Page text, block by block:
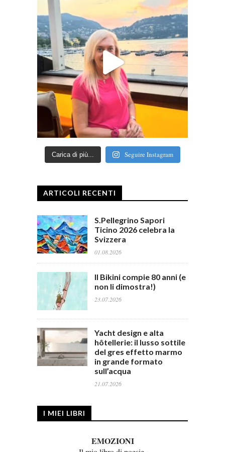
Carica di più... Seguire Instagram
ARTICOLI RECENTI
S.Pellegrino Sapori
Ticino 2026 celebra la
Svizzera
01.08.2026
Il Bikini compie 80 anni (e
non li dimostra!)
23.07.2026
Yacht design e alta
hôtellerie: il lusso sottile
del gres effetto marmo
in grande formato
sull’acqua
21.07.2026
I MIEI LIBRI
EMOZIONI